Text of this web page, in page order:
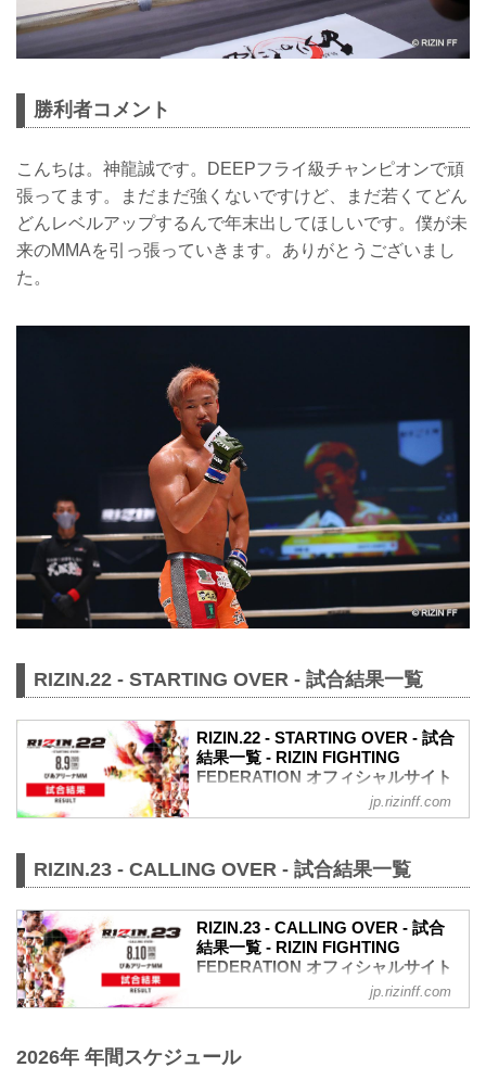
勝利者コメント
こんちは。神龍誠です。DEEPフライ級チャンピオンで頑
張ってます。まだまだ強くないですけど、まだ若くてどん
どんレベルアップするんで年末出してほしいです。僕が未
来のMMAを引っ張っていきます。ありがとうございまし
た。
RIZIN.22 - STARTING OVER - 試合結果一覧
RIZIN.22 - STARTING OVER - 試合
結果一覧 - RIZIN FIGHTING
FEDERATION オフィシャルサイト
第9試合／スペシャルワンマッチ 矢地祐
（LOSE）矢地祐介 vs. ホベルト・サト
シ・ソウザ（WIN）
1R 1分52秒 TKO（レフェリーストップ：
グラウンドパンチ）
試合結果詳細
第8試合／スペシャルワンマッチ 浜崎朱
RIZIN 女子MMAルール：5分
※肘あり
jp.rizinff.com
RIZIN.23 - CALLING OVER - 試合結果一覧
RIZIN.23 - CALLING OVER - 試合
結果一覧 - RIZIN FIGHTING
FEDERATION オフィシャルサイト
第9試合／バンタム級タイトルマッチ 朝
※肘あり
jp.rizinff.com
2026年 年間スケジュール